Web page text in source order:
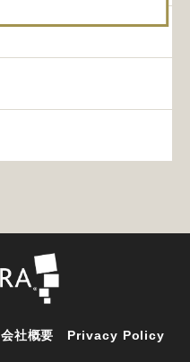
会社概要 Privacy Policy